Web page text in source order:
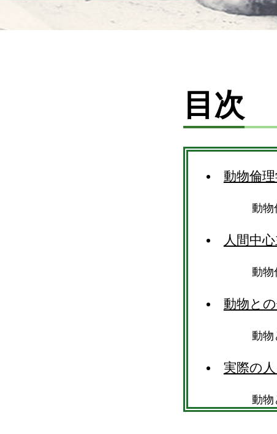
目次
動物倫
動物
人間中
動物
動物と
動物
実際の
動物